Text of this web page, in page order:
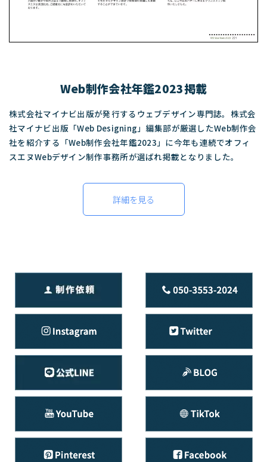
Web制作会社年鑑2023掲載
株式会社マイナビ出版が発行するウェブデザイン専門誌。株式会
社マイナビ出版「Web Designing」編集部が厳選したWeb制作会
社を紹介する「Web制作会社年鑑2023」に今年も連続でオフィ
スエヌWebデザイン制作事務所が選ばれ掲載となりました。
詳細を見る